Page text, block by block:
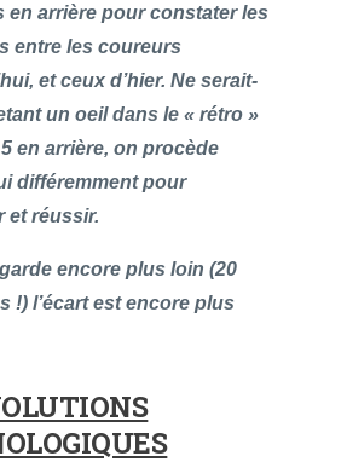
en arrière pour constater les
entre les coureurs
et ceux d’hier. Ne serait-
un oeil dans le « rétro »
en arrière, on procède
différemment pour
et réussir.
encore plus loin (20
!) l’écart est encore plus